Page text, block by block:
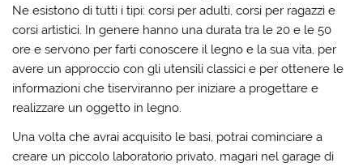
Ne esistono di tutti i tipi: corsi per adulti, corsi per ragazzi e
corsi artistici. In genere hanno una durata tra le 20 e le 50
ore e servono per farti conoscere il legno e la sua vita, per
avere un approccio con gli utensili classici e per ottenere le
informazioni che tiserviranno per iniziare a progettare e
realizzare un oggetto in legno.
Una volta che avrai acquisito le basi, potrai cominciare a
creare un piccolo laboratorio privato, magari nel garage di